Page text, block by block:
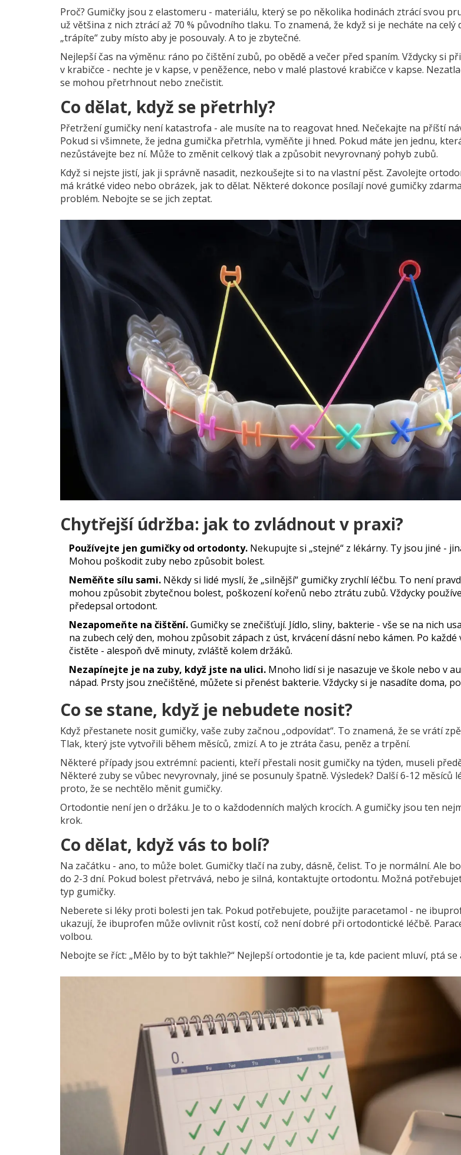
Proč? Gumičky jsou z elastomeru - materiálu, který se po několika hodinách ztrácí svou
už většina z nich ztrácí až 70 % původního tlaku. To znamená, že když si je necháte na celý
„trápíte“ zuby místo aby je posouvaly. A to je zbytečné.
Nejlepší čas na výměnu: ráno po čištění zubů, po obědě a večer před spaním. Vždycky si
v krabičce - nechte je v kapse, v peněžence, nebo v malé plastové krabičce v kapse.
se mohou přetrhnout nebo znečistit.
Co dělat, když se přetrhly?
Přetržení gumičky není katastrofa - ale musíte na to reagovat hned. Nečekajte na příští
Pokud si všimnete, že jedna gumička přetrhla, vyměňte ji hned. Pokud máte jen jednu,
nezůstávejte bez ní. Může to změnit celkový tlak a způsobit nevyrovnaný pohyb zubů.
Když si nejste jistí, jak ji správně nasadit, nezkoušejte si to na vlastní pěst. Zavolejte
má krátké video nebo obrázek, jak to dělat. Některé dokonce posílají nové gumičky
problém. Nebojte se se jich zeptat.
Chytřejší údržba: jak to zvládnout v praxi?
Používejte jen gumičky od ortodonty. Nekupujte si „stejné“ z lékárny. Ty jsou jiné -
Mohou poškodit zuby nebo způsobit bolest.
Neměňte sílu sami. Někdy si lidé myslí, že „silnější“ gumičky zrychlí léčbu. To není
mohou způsobit zbytečnou bolest, poškození kořenů nebo ztrátu zubů. Vždycky
předepsal ortodont.
Nezapomeňte na čištění.Gumičky se znečišťují. Jídlo, sliny, bakterie - vše se na nich
na zubech celý den, mohou způsobit zápach z úst, krvácení dásní nebo kámen. Po každé
čistěte - alespoň dvě minuty, zvláště kolem držáků.
Nezapínejte je na zuby, když jste na ulici. Mnoho lidí si je nasazuje ve škole nebo v
nápad. Prsty jsou znečištěné, můžete si přenést bakterie. Vždycky si je nasadíte doma,
Co se stane, když je nebudete nosit?
Když přestanete nosit gumičky, vaše zuby začnou „odpovídat“. To znamená, že se vrátí
Tlak, který jste vytvořili během měsíců, zmizí. A to je ztráta času, peněz a trpění.
Některé případy jsou extrémní: pacienti, kteří přestali nosit gumičky na týden, museli
Některé zuby se vůbec nevyrovnaly, jiné se posunuly špatně. Výsledek? Další 6-12 měsíců
proto, že se nechtělo měnit gumičky.
Ortodontie není jen o držáku. Je to o každodenních malých krocích. A gumičky jsou ten
krok.
Co dělat, když vás to bolí?
Na začátku - ano, to může bolet. Gumičky tlačí na zuby, dásně, čelist. To je normální. Ale
do 2-3 dní. Pokud bolest přetrvává, nebo je silná, kontaktujte ortodontu. Možná
typ gumičky.
Neberete si léky proti bolesti jen tak. Pokud potřebujete, použijte paracetamol - ne
ukazují, že ibuprofen může ovlivnit růst kostí, což není dobré při ortodontické léčbě.
volbou.
Nebojte se říct: „Mělo by to být takhle?“ Nejlepší ortodontie je ta, kde pacient mluví, ptá se